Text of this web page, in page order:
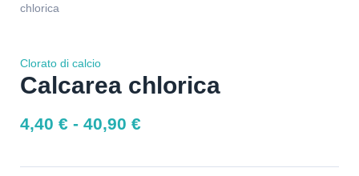
chlorica
Clorato di calcio
Calcarea chlorica
4,40 € - 40,90 €